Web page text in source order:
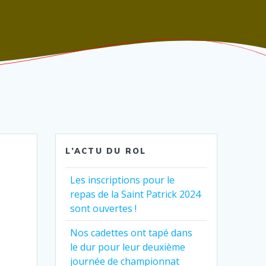
L’ACTU DU ROL
Les inscriptions pour le
repas de la Saint Patrick 2024
sont ouvertes !
Nos cadettes ont tapé dans
le dur pour leur deuxième
journée de championnat